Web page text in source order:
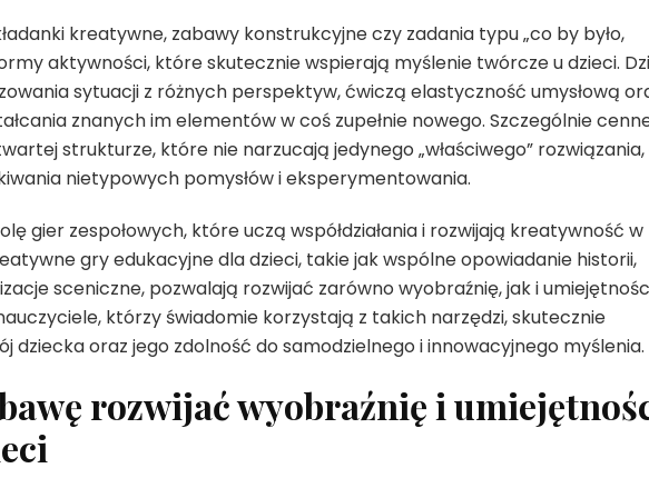
kreatywne, zabawy konstrukcyjne czy zadania typu „co by było,
aktywności, które skutecznie wspierają myślenie twórcze u dzieci.
sytuacji z różnych perspektyw, ćwiczą elastyczność umysłową
znanych im elementów w coś zupełnie nowego. Szczególnie
strukturze, które nie narzucają jedynego „właściwego” rozwiązania,
nietypowych pomysłów i eksperymentowania.
gier zespołowych, które uczą współdziałania i rozwijają kreatywność w
gry edukacyjne dla dzieci, takie jak wspólne opowiadanie historii,
sceniczne, pozwalają rozwijać zarówno wyobraźnię, jak i
którzy świadomie korzystają z takich narzędzi, skutecznie
dziecka oraz jego zdolność do samodzielnego i innowacyjnego myślenia.
rozwijać wyobraźnię i